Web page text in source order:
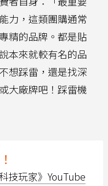
力，這類團購通常
精的品牌。都是貼
本來就較有名的品
想踩雷，還是找深
大廠牌吧！踩雷機
技玩家》YouTube